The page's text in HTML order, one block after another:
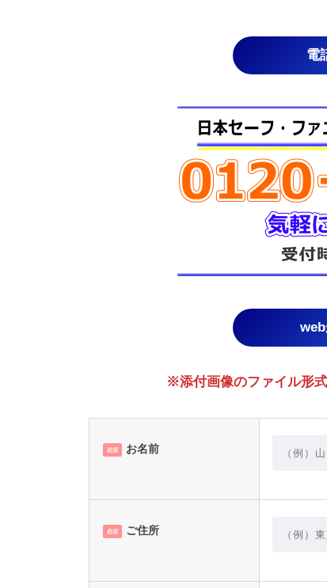
電
※添付画像のファイル形
必須 お名前
必須 ご住所